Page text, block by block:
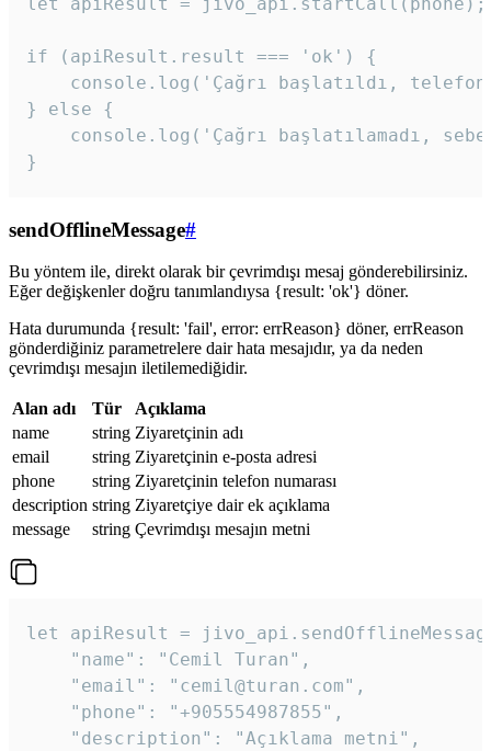
if (apiResult.result === 'ok') {
console.log('Çağrı başlatıldı,
} else {
console.log('Çağrı başlatılamadı,
}
sendOfflineMessage#
Bu yöntem ile, direkt olarak bir çevrimdışı mesaj gönderebilirsiniz.
Eğer değişkenler doğru tanımlandıysa {result: 'ok'} döner.
Hata durumunda {result: 'fail', error: errReason} döner, errReason
gönderdiğiniz parametrelere dair hata mesajıdır, ya da neden
çevrimdışı mesajın iletilemediğidir.
Alan adı Tür
Açıklama
name
string Ziyaretçinin adı
email
string Ziyaretçinin e-posta adresi
phone
string Ziyaretçinin telefon numarası
description string Ziyaretçiye dair ek açıklama
message
string Çevrimdışı mesajın metni
let apiResult =
    "name": "Cemil Turan",
    "email": "cemil@turan.com",
    "phone": "+905554987855",
    "description": "Açıklama metni",